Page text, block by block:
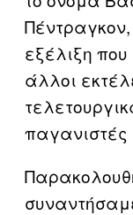
εξέλιξη που
άλλοι